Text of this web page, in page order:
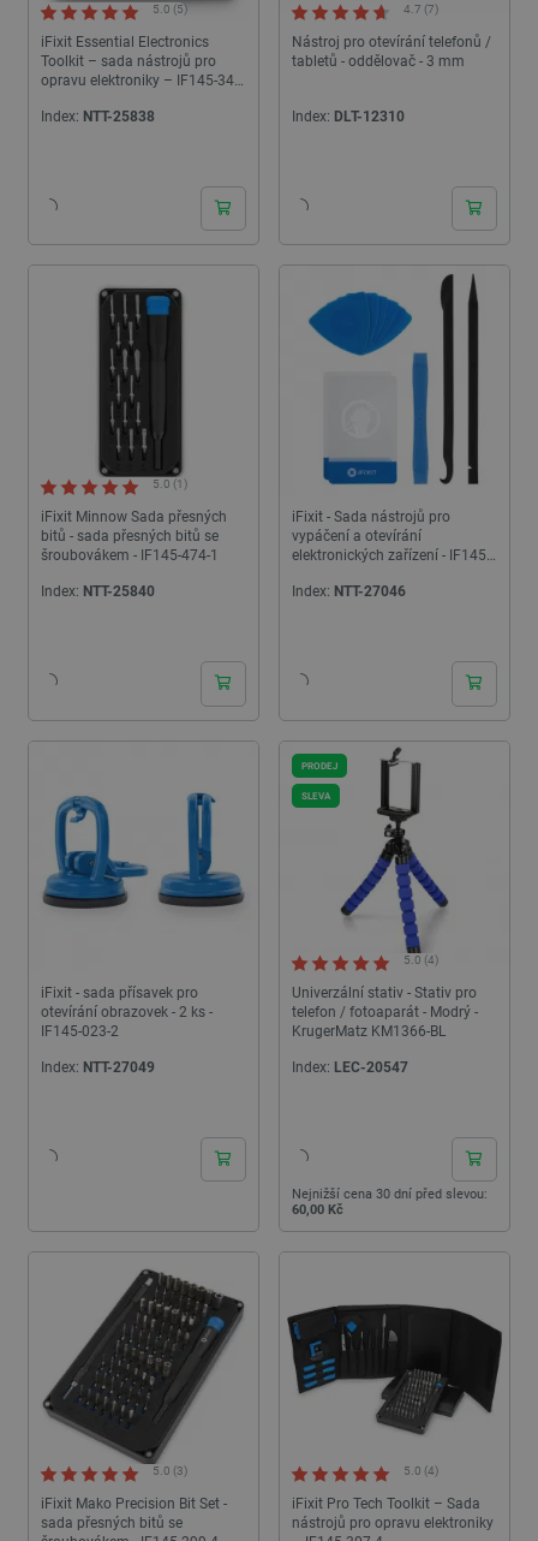
iFixit Essential Electronics
Toolkit – sada nástrojů pro
opravu elektroniky – IF145-348-
5.0 (5)
Index: NTT-25838
Nástroj pro otevírání telefonů /
tabletů - oddělovač - 3 mm
4.7 (7)
Index: DLT-12310
iFixit Minnow Sada přesných
bitů - sada přesných bitů se
šroubovákem - IF145-474-1
5.0 (1)
Index: NTT-25840
iFixit - Sada nástrojů pro
vypáčení a otevírání
elektronických zařízení - IF145-
Index: NTT-27046
iFixit - sada přísavek pro
otevírání obrazovek - 2 ks -
IF145-023-2
Index: NTT-27049
Univerzální stativ - Stativ pro
telefon / fotoaparát - Modrý -
KrugerMatz KM1366-BL
5.0 (4)
Index: LEC-20547
Nejnižší cena 30 dní před slevou:
60,00 Kč
PRODEJ
SLEVA
iFixit Mako Precision Bit Set -
sada přesných bitů se
5.0 (3)
iFixit Pro Tech Toolkit – Sada
nástrojů pro opravu elektroniky
5.0 (4)